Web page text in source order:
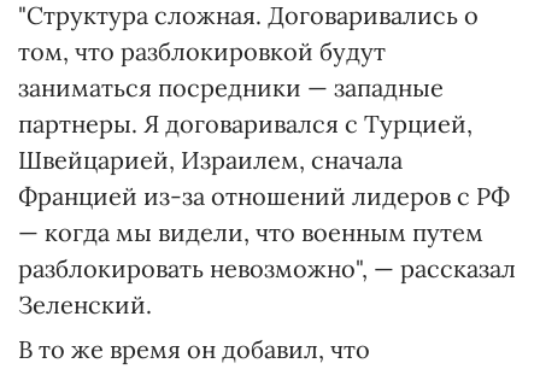
"Структура сложная. Договаривались о
том, что разблокировкой будут
заниматься посредники — западные
партнеры. Я договаривался с Турцией,
Швейцарией, Израилем, сначала
Францией из-за отношений лидеров с РФ
— когда мы видели, что военным путем
разблокировать невозможно", — рассказал
Зеленский.
В то же время он добавил, что